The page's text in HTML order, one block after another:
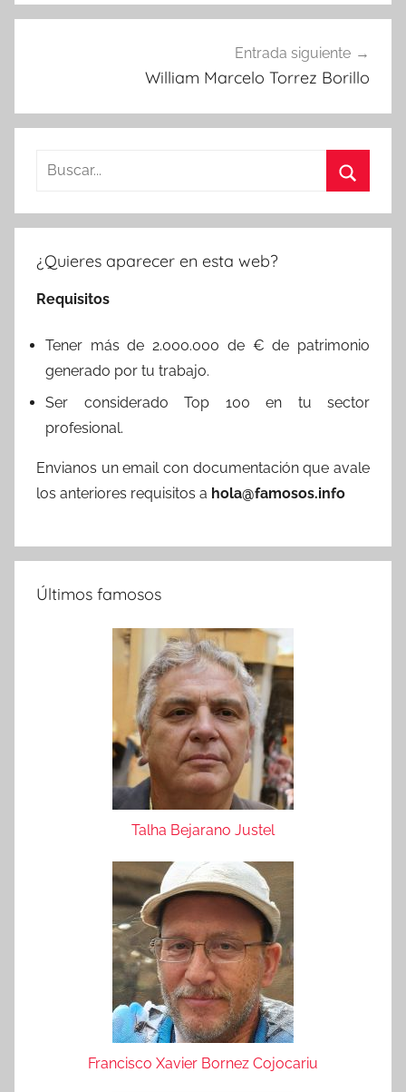
Entrada siguiente
William Marcelo Torrez Borillo
Buscar:
¿Quieres aparecer en esta web?
Requisitos
Tener más de 2.000.000 de € de patrimonio
generado por tu trabajo.
Ser considerado Top 100 en tu sector
profesional.
Envianos un email con documentación que avale
los anteriores requisitos a hola@famosos.info
Últimos famosos
Talha Bejarano Justel
Francisco Xavier Bornez Cojocariu